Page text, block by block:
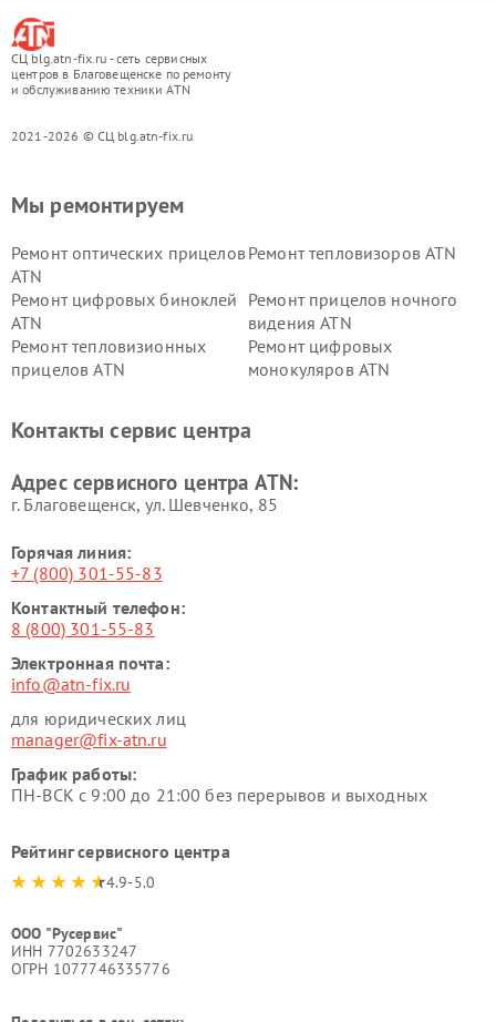
СЦ blg.atn-fix.ru - сеть сервисных
центров в Благовещенске по ремонту
и обслуживанию техники ATN
2021-2026 © СЦ blg.atn-fix.ru
Мы ремонтируем
Ремонт оптических прицелов
ATN
Ремонт тепловизоров ATN
Ремонт цифровых биноклей
ATN
Ремонт прицелов ночного
видения ATN
Ремонт тепловизионных
прицелов ATN
Ремонт цифровых
монокуляров ATN
Контакты сервис центра
Адрес сервисного центра ATN:
г. Благовещенск, ул. Шевченко, 85
Горячая линия:
+7 (800) 301-55-83
Контактный телефон:
8 (800) 301-55-83
Электронная почта:
info@atn-fix.ru
для юридических лиц
manager@fix-atn.ru
График работы:
ПН-ВСК с 9:00 до 21:00 без перерывов и выходных
Рейтинг сервисного центра
4.9-5.0
ООО "Русервис"
ИНН 7702633247
ОГРН 1077746335776